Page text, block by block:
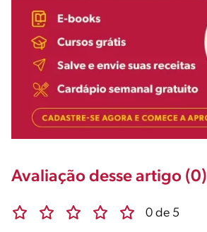
Avaliação desse artigo (0)
0 de 5